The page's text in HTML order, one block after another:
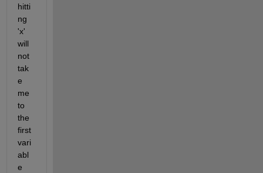
hitti
ng
'x'
will
not
tak
e
me
to
the
first
vari
abl
e